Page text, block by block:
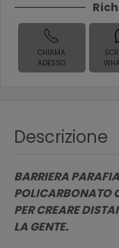
CHIAMA
ADESSO
Descrizione
BARRIERA
POLICARBONATO
PER CREARE
LA GENTE.